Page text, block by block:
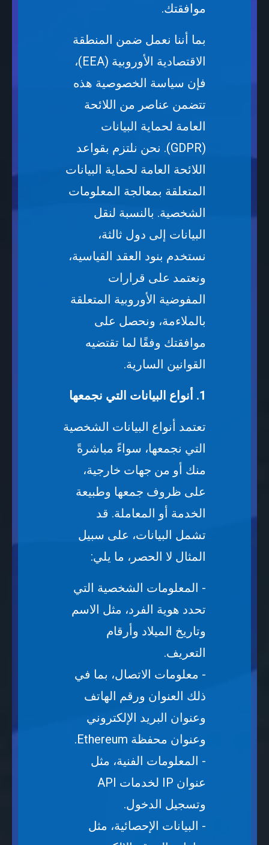
موافقتك.
بما أننا نعمل ضمن المنطقة
الاقتصادية الأوروبية (EEA)،
فإن سياسة الخصوصية هذه
تتضمن عناصر من اللائحة
العامة لحماية البيانات
(GDPR). نحن نلتزم بقواعد
اللائحة العامة لحماية البيانات
المتعلقة بمعالجة المعلومات
الشخصية. بالنسبة لنقل
البيانات إلى دول ثالثة،
نستخدم بنود العقد القياسية،
ونعتمد على قرارات
المفوضية الأوروبية المتعلقة
بالملاءمة، ونحصل على
موافقتك وفقًا لما تقتضيه
القوانين السارية.
1. أنواع البيانات التي نجمعها
تعتمد أنواع البيانات الشخصية
التي نجمعها، سواءً مباشرةً
منك أو من جهات خارجية،
على ظروف جمعها وطبيعة
الخدمة أو المعاملة. قد
تشمل البيانات، على سبيل
المثال لا الحصر، ما يلي:
- المعلومات الشخصية التي
تحدد هوية الفرد، مثل الاسم
وتاريخ الميلاد وأرقام
التعريف.
- معلومات الاتصال، بما في
ذلك العنوان ورقم الهاتف
وعنوان البريد الإلكتروني
وعنوان محفظة Ethereum.
- المعلومات الفنية، مثل
عنوان IP لخدمات API
وتسجيل الدخول.
- البيانات الإحصائية، مثل